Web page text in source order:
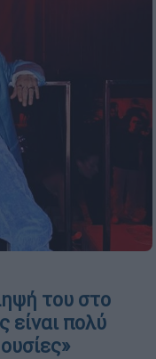
του στο
είναι πολύ